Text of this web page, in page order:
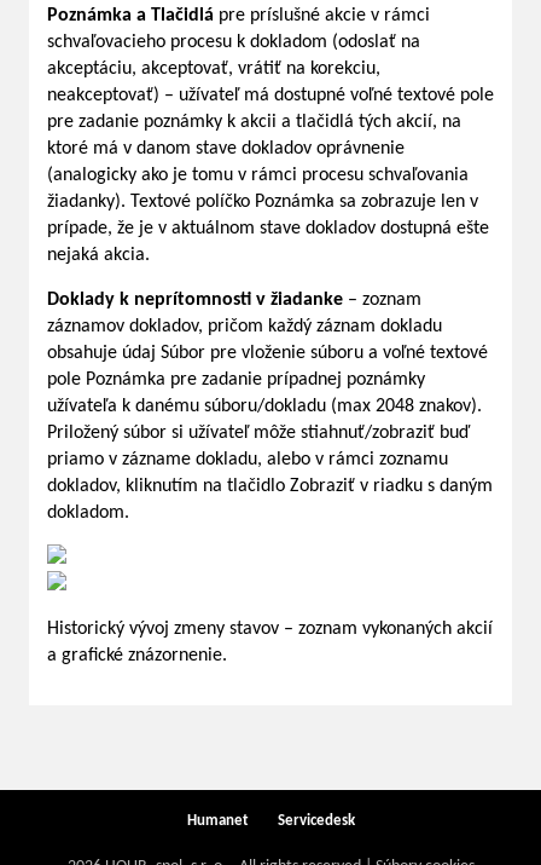
Poznámka a Tlačidlá pre príslušné akcie v rámci
schvaľovacieho procesu k dokladom (odoslať na
akceptáciu, akceptovať, vrátiť na korekciu,
neakceptovať) – užívateľ má dostupné voľné textové pole
pre zadanie poznámky k akcii a tlačidlá tých akcií, na
ktoré má v danom stave dokladov oprávnenie
(analogicky ako je tomu v rámci procesu schvaľovania
žiadanky). Textové políčko Poznámka sa zobrazuje len v
prípade, že je v aktuálnom stave dokladov dostupná ešte
nejaká akcia.
Doklady k neprítomnosti v žiadanke – zoznam
záznamov dokladov, pričom každý záznam dokladu
obsahuje údaj Súbor pre vloženie súboru a voľné textové
pole Poznámka pre zadanie prípadnej poznámky
užívateľa k danému súboru/dokladu (max 2048 znakov).
Priložený súbor si užívateľ môže stiahnuť/zobraziť buď
priamo v zázname dokladu, alebo v rámci zoznamu
dokladov, kliknutím na tlačidlo Zobraziť v riadku s daným
dokladom.
Historický vývoj zmeny stavov – zoznam vykonaných akcií
a grafické znázornenie.
Humanet Servicedesk